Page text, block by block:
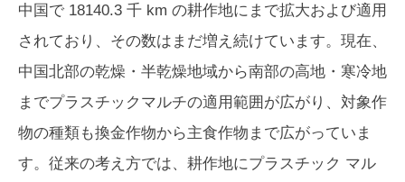
中国で 18140.3 千 km の耕作地にまで拡大および適用
されており、その数はまだ増え続けています。現在、
中国北部の乾燥・半乾燥地域から南部の高地・寒冷地
までプラスチックマルチの適用範囲が広がり、対象作
物の種類も換金作物から主食作物まで広がっていま
す。従来の考え方では、耕作地にプラスチック マル